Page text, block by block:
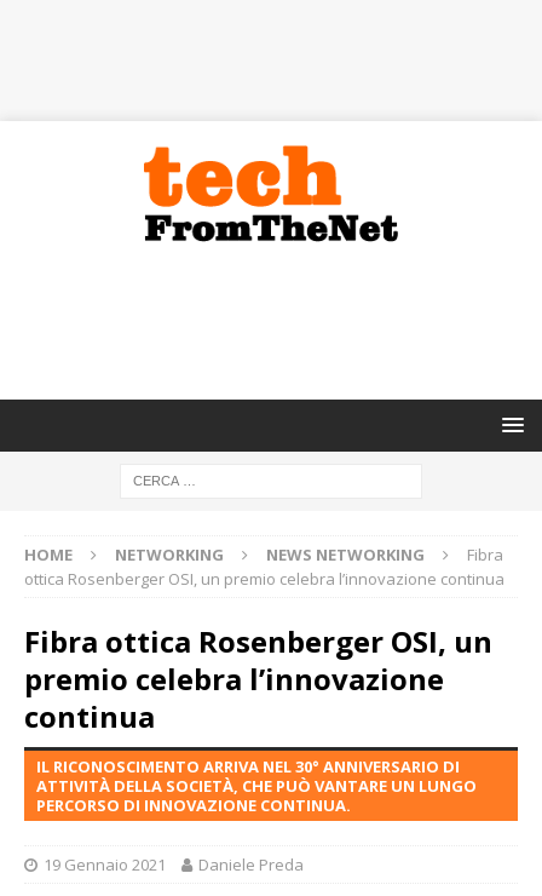
HOME NETWORKING NEWS NETWORKING
Fibra
ottica Rosenberger OSI, un premio celebra l’innovazione continua
Fibra ottica Rosenberger OSI, un
premio celebra l’innovazione
continua
IL RICONOSCIMENTO ARRIVA NEL 30° ANNIVERSARIO DI
ATTIVITÀ DELLA SOCIETÀ, CHE PUÒ VANTARE UN LUNGO
PERCORSO DI INNOVAZIONE CONTINUA.
19 Gennaio 2021 Daniele Preda